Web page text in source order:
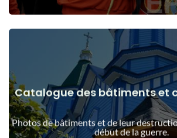
Catalogue des bâtiments et
Photos de bâtiments et de leur
début de la guerre.
Bâtiments, structures, objets avant et
guerre
Voir les détails